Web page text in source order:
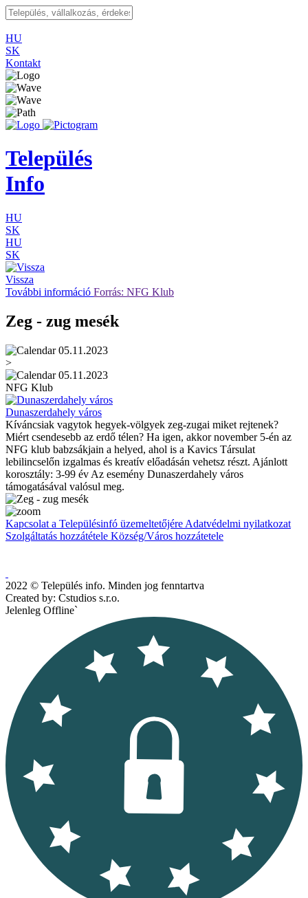
HU
SK
Kontakt
Település
Info
HU
SK
HU
SK
Vissza
További információ Forrás: NFG Klub
Zeg - zug mesék
05.11.2023
>
05.11.2023
NFG Klub
Dunaszerdahely város
Kíváncsiak vagytok hegyek-völgyek zeg-zugai miket rejtenek?
Miért csendesebb az erdő télen? Ha igen, akkor november 5-én az
NFG klub babzsákjain a helyed, ahol is a Kavics Társulat
lebilincselőn izgalmas és kreatív előadásán vehetsz részt. Ajánlott
korosztály: 3-99 év Az esemény Dunaszerdahely város
támogatásával valósul meg.
Kapcsolat a Településinfó üzemeltetőjére Adatvédelmi nyilatkozat
Szolgáltatás hozzátétele Község/Város hozzátetele
2022 © Település info. Minden jog fenntartva
Created by: Cstudios s.r.o.
Jelenleg Offline`